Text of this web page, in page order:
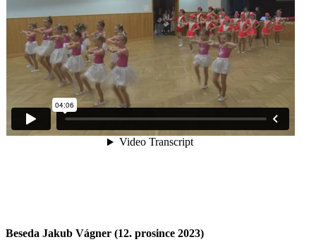
Beseda Jakub Vágner (12. prosince 2023)